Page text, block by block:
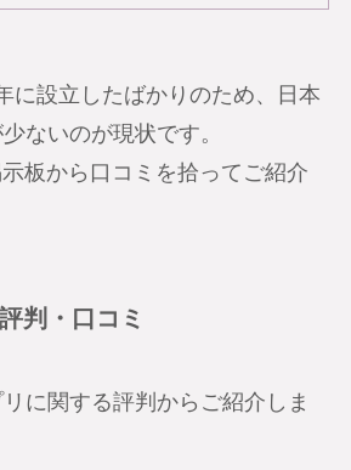
に設立したばかりのため、日本
ないのが現状です。
板から口コミを拾ってご紹介
判・口コミ
に関する評判からご紹介しま